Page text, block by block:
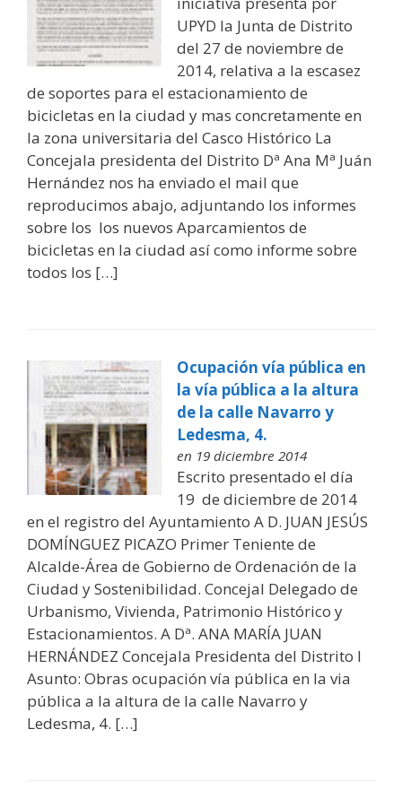
UPYD la Junta de Distrito
del 27 de noviembre de
2014, relativa a la escasez
de soportes para el estacionamiento de
bicicletas en la ciudad y mas concretamente en
la zona universitaria del Casco Histórico La
Concejala presidenta del Distrito Dª Ana Mª Juán
Hernández nos ha enviado el mail que
reproducimos abajo, adjuntando los informes
sobre los los nuevos Aparcamientos de
bicicletas en la ciudad así como informe sobre
todos los […]
Ocupación vía pública en
la vía pública a la altura
de la calle Navarro y
Ledesma, 4.
en 19 diciembre 2014
Escrito presentado el día
19 de diciembre de 2014
en el registro del Ayuntamiento A D. JUAN JESÚS
DOMÍNGUEZ PICAZO Primer Teniente de
Alcalde-Área de Gobierno de Ordenación de la
Ciudad y Sostenibilidad. Concejal Delegado de
Urbanismo, Vivienda, Patrimonio Histórico y
Estacionamientos. A Dª. ANA MARÍA JUAN
HERNÁNDEZ Concejala Presidenta del Distrito I
Asunto: Obras ocupación vía pública en la via
pública a la altura de la calle Navarro y
Ledesma, 4. […]